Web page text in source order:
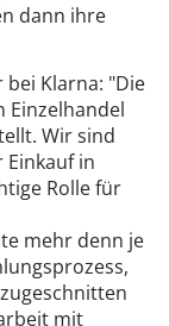
dann ihre
Klarna: "Die
Einzelhandel
Wir sind
in
Rolle für
mehr denn je
mit